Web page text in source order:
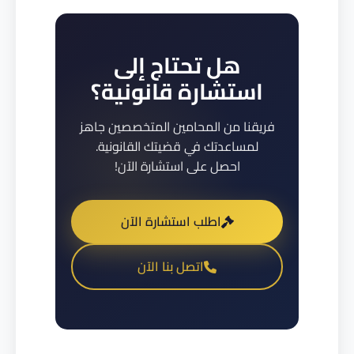
هل تحتاج إلى
استشارة قانونية؟
فريقنا من المحامين المتخصصين جاهز
لمساعدتك في قضيتك القانونية.
احصل على استشارة الآن!
اطلب استشارة الآن
اتصل بنا الآن